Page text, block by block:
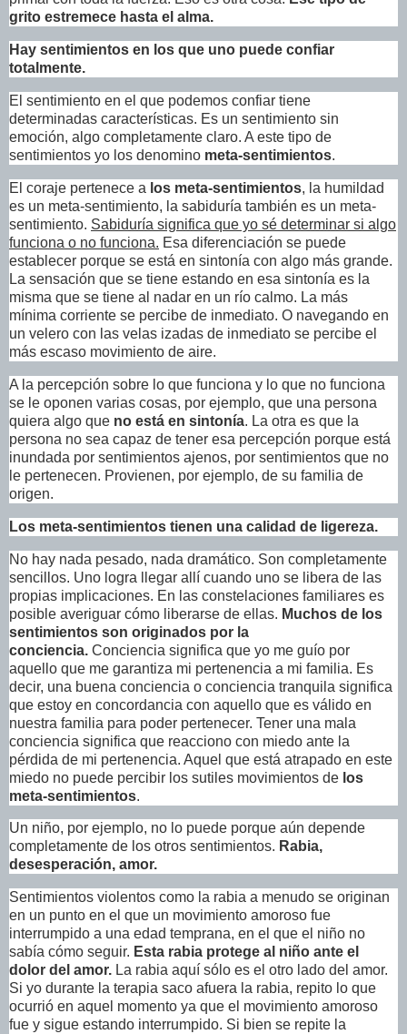
grito estremece hasta el alma.
Hay sentimientos en los que uno puede confiar
totalmente.
El sentimiento en el que podemos confiar tiene
determinadas características. Es un sentimiento sin
emoción, algo completamente claro. A este tipo de
sentimientos yo los denomino meta-sentimientos.
El coraje pertenece a los meta-sentimientos, la humildad
es un meta-sentimiento, la sabiduría también es un meta-
sentimiento. Sabiduría significa que yo sé determinar si algo
funciona o no funciona. Esa diferenciación se puede
establecer porque se está en sintonía con algo más grande.
La sensación que se tiene estando en esa sintonía es la
misma que se tiene al nadar en un río calmo. La más
mínima corriente se percibe de inmediato. O navegando en
un velero con las velas izadas de inmediato se percibe el
más escaso movimiento de aire.
A la percepción sobre lo que funciona y lo que no funciona
se le oponen varias cosas, por ejemplo, que una persona
quiera algo que no está en sintonía. La otra es que la
persona no sea capaz de tener esa percepción porque está
inundada por sentimientos ajenos, por sentimientos que no
le pertenecen. Provienen, por ejemplo, de su familia de
origen.
Los meta-sentimientos tienen una calidad de ligereza.
No hay nada pesado, nada dramático. Son completamente
sencillos. Uno logra llegar allí cuando uno se libera de las
propias implicaciones. En las constelaciones familiares es
posible averiguar cómo liberarse de ellas. Muchos de los
sentimientos son originados por la
conciencia. Conciencia significa que yo me guío por
aquello que me garantiza mi pertenencia a mi familia. Es
decir, una buena conciencia o conciencia tranquila significa
que estoy en concordancia con aquello que es válido en
nuestra familia para poder pertenecer. Tener una mala
conciencia significa que reacciono con miedo ante la
pérdida de mi pertenencia. Aquel que está atrapado en este
miedo no puede percibir los sutiles movimientos de los
meta-sentimientos.
Un niño, por ejemplo, no lo puede porque aún depende
completamente de los otros sentimientos. Rabia,
desesperación, amor.
Sentimientos violentos como la rabia a menudo se originan
en un punto en el que un movimiento amoroso fue
interrumpido a una edad temprana, en el que el niño no
sabía cómo seguir. Esta rabia protege al niño ante el
dolor del amor. La rabia aquí sólo es el otro lado del amor.
Si yo durante la terapia saco afuera la rabia, repito lo que
ocurrió en aquel momento ya que el movimiento amoroso
fue y sigue estando interrumpido. Si bien se repite la